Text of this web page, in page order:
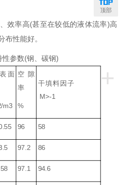
率高(甚至在较低的液体流率)高
布性能好。
性参数(钢、碳钢)
+
面
m3
空隙
率
%
干填料因子
M>-1
96 58
97.2 86
97.1 94.6
顶部